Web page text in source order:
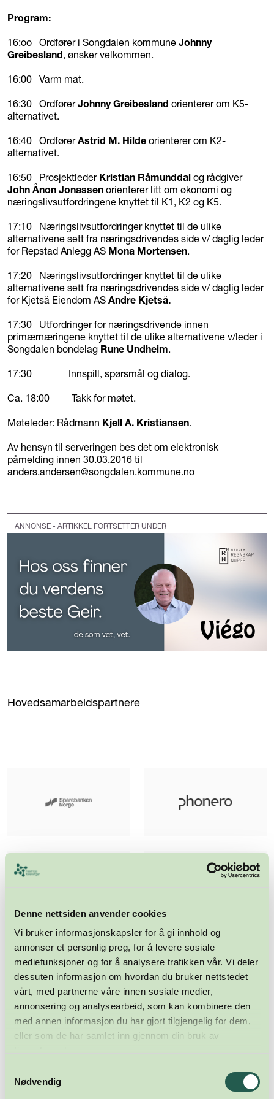
Denne nettsiden anvender cookies
Vi bruker informasjonskapsler for å gi innhold og
annonser et personlig preg, for å levere sosiale
mediefunksjoner og for å analysere trafikken vår. Vi deler
dessuten informasjon om hvordan du bruker nettstedet
vårt, med partnerne våre innen sosiale medier,
annonsering og analysearbeid, som kan kombinere den
med annen informasjon du har gjort tilgjengelig for dem,
eller som de har samlet inn gjennom din bruk av
Nødvendig
Program:
16:oo Ordfører i Songdalen kommune Johnny
Greibesland, ønsker velkommen.
16:00 Varm mat.
16:30 OrdførerJohnny Greibesland orienterer om K5-
alternativet.
16:40 OrdførerAstrid M. Hilde orienterer om K2-
alternativet.
16:50 Prosjektleder Kristian Råmunddal og rådgiver
John Ånon Jonassen orienterer litt om økonomi og
næringslivsutfordringene knyttet til K1, K2 og K5.
17:10 Næringslivsutfordringer knyttet til de ulike
alternativene sett fra næringsdrivendes side v/ daglig leder
for Repstad Anlegg AS Mona Mortensen.
17:20 Næringslivsutfordringer knyttet til de ulike
alternativene sett fra næringsdrivendes side v/ daglig leder
for Kjetså Eiendom AS Andre Kjetså.
17:30 Utfordringer for næringsdrivende innen
primærnæringene knyttet til de ulike alternativene v/leder i
Songdalen bondelag Rune Undheim.
17:30 Innspill, spørsmål og dialog.
Ca. 18:00 Takk for møtet.
Møteleder: Rådmann Kjell A. Kristiansen.
Av hensyn til serveringen bes det om elektronisk
påmelding innen 30.03.2016 til
anders.andersen@songdalen.kommune.no
ANNONSE - ARTIKKEL FORTSETTER UNDER
Hovedsamarbeidspartnere